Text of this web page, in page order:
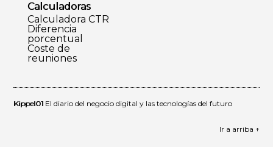
Calculadoras
Calculadora CTR
Diferencia
porcentual
Coste de
reuniones
Kippel01 El diario del negocio digital y las tecnologías del futuro
Ir a arriba ↑